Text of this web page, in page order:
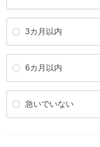
3カ月以内
6カ月以内
急いでいない